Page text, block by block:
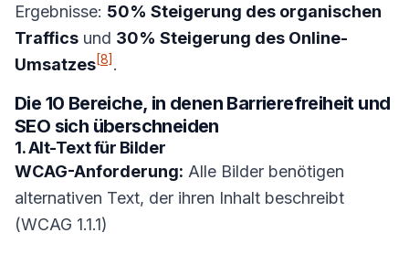
Ergebnisse: 50% Steigerung des organischen
Traffics und 30% Steigerung des Online-
Umsatzes[8] .
Die 10 Bereiche, in denen Barrierefreiheit und
SEO sich überschneiden
1. Alt-Text für Bilder
WCAG-Anforderung: Alle Bilder benötigen
alternativen Text, der ihren Inhalt beschreibt
(WCAG 1.1.1)